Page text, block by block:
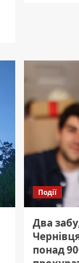
Події
Два
понад